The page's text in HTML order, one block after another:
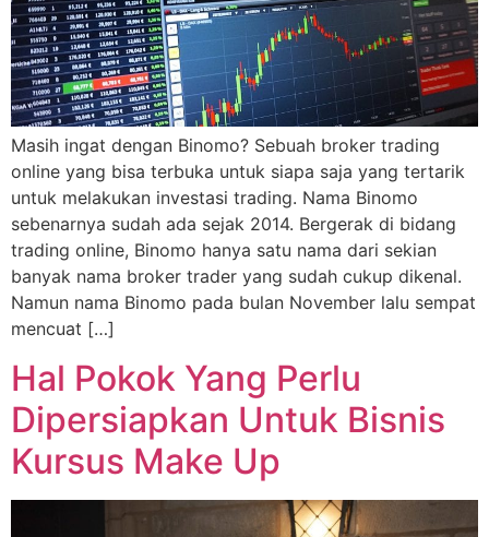
Masih ingat dengan Binomo? Sebuah broker trading
online yang bisa terbuka untuk siapa saja yang tertarik
untuk melakukan investasi trading. Nama Binomo
sebenarnya sudah ada sejak 2014. Bergerak di bidang
trading online, Binomo hanya satu nama dari sekian
banyak nama broker trader yang sudah cukup dikenal.
Namun nama Binomo pada bulan November lalu sempat
mencuat […]
Hal Pokok Yang Perlu
Dipersiapkan Untuk Bisnis
Kursus Make Up